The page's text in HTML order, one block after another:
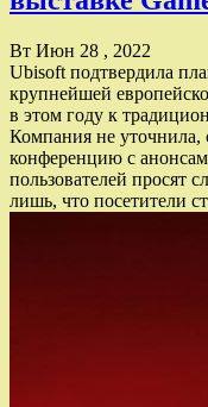
Вт Июн 28 , 2022
Ubisoft подтвердила
крупнейшей
в этом году к
Компания не уточнила,
конференцию с
пользователей просят
лишь, что посетители